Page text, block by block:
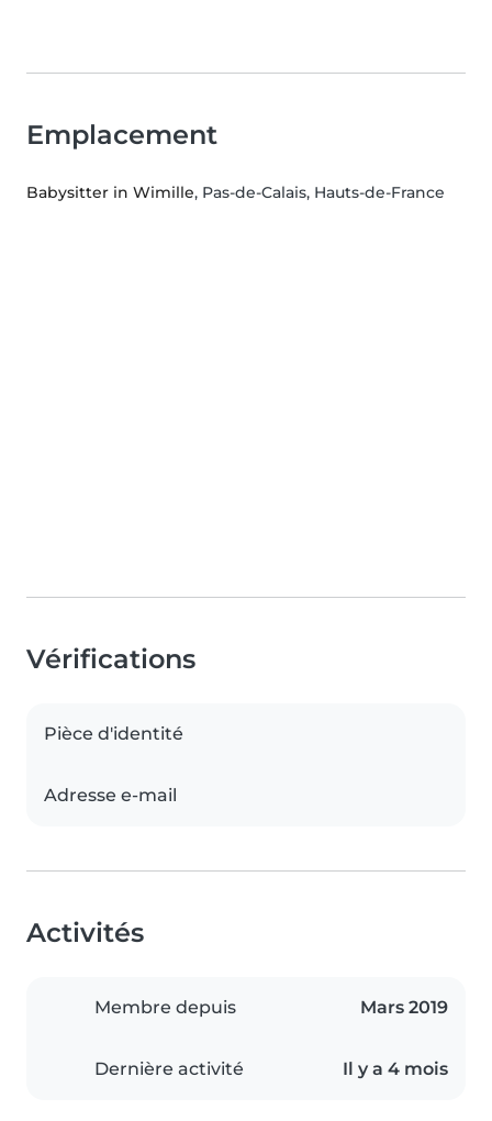
Emplacement
Babysitter in Wimille, Pas-de-Calais, Hauts-de-France
Vérifications
Pièce d'identité
Adresse e-mail
Activités
Membre depuis Mars 2019
Dernière activité Il y a 4 mois